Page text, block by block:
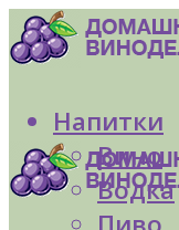
Напитки
Вино
Водка